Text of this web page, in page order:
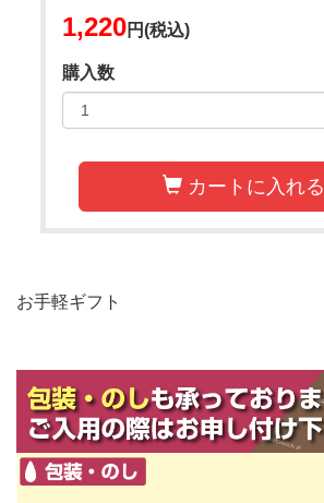
1,220円(税込)
購入数
カートに入れる
お手軽ギフト